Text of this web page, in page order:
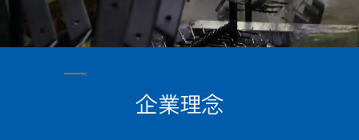
企業理念